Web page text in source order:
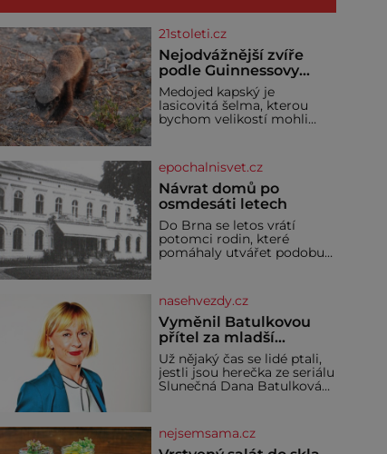
21stoleti.cz
Nejodvážnější zvíře
podle Guinnessovy
knihy rekordů?
Šelmička s pruhem na
hřbetě!
Medojed kapský je
lasicovitá šelma, kterou
bychom velikostí mohli
nebojácná, ostatně bývá
označována za
nejodvážnější zvíře vůbec. V
této souvislosti je dokonc
epochalnisvet.cz
Návrat domů po
osmdesáti letech
Do Brna se letos vrátí
potomci rodin, které
pomáhaly utvářet podobu
světová válka. Příběhy rodů
Placzek, Löw-Beer,
Fuhrmann, Kohn a Stiassni
se stanou jednou z hlavních
dramaturgických linií
festivalu židovské kultury
ŠTETL FEST 2026. Některé
návraty nejsou jednoduché.
vyprávění, už dávno
nasehvezdy.cz
Vyměnil Batulkovou
přítel za mladší
exemplář?
Už nějaký čas se lidé ptali,
jestli jsou herečka ze seriálu
Slunečná Dana Batulková
vůbec spolu. Herečka od
sebe přítele od samého
nejsemsama.cz